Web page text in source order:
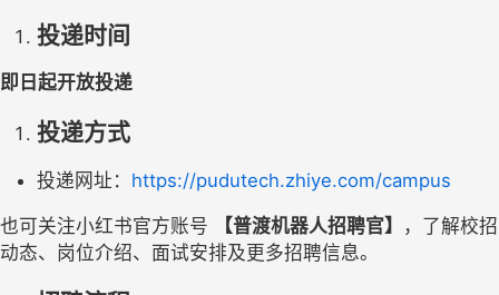
投递时间
即日起开放投递
投递方式
投递网址： https://pudutech.zhiye.com/campus
也可关注小红书官方账号 【普渡机器人招聘官】
，了解校招
动态、岗位介绍、面试安排及更多招聘信息。